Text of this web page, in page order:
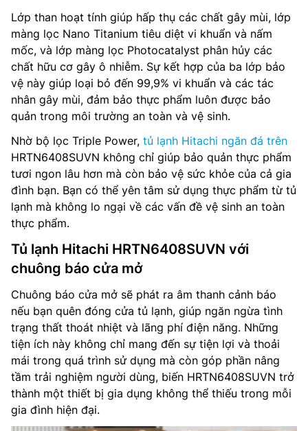
Lớp than hoạt tính giúp hấp thụ các chất gây mùi, lớp
màng lọc Nano Titanium tiêu diệt vi khuẩn và nấm
mốc, và lớp màng lọc Photocatalyst phân hủy các
chất hữu cơ gây ô nhiễm. Sự kết hợp của ba lớp bảo
vệ này giúp loại bỏ đến 99,9% vi khuẩn và các tác
nhân gây mùi, đảm bảo thực phẩm luôn được bảo
quản trong môi trường an toàn và vệ sinh.
Nhờ bộ lọc Triple Power, tủ lạnh Hitachi ngăn đá trên
HRTN6408SUVN không chỉ giúp bảo quản thực phẩm
tươi ngon lâu hơn mà còn bảo vệ sức khỏe của cả gia
đình bạn. Bạn có thể yên tâm sử dụng thực phẩm từ tủ
lạnh mà không lo ngại về các vấn đề vệ sinh an toàn
thực phẩm.
Tủ lạnh Hitachi HRTN6408SUVN với
chuông báo cửa mở
Chuông báo cửa mở sẽ phát ra âm thanh cảnh báo
nếu bạn quên đóng cửa tủ lạnh, giúp ngăn ngừa tình
trạng thất thoát nhiệt và lãng phí điện năng. Những
tiện ích này không chỉ mang đến sự tiện lợi và thoải
mái trong quá trình sử dụng mà còn góp phần nâng
tầm trải nghiệm người dùng, biến HRTN6408SUVN trở
thành một thiết bị gia dụng không thể thiếu trong mỗi
gia đình hiện đại.